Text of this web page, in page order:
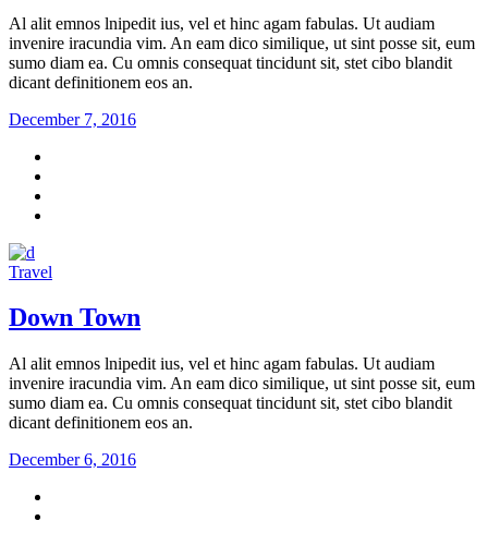
Al alit emnos lnipedit ius, vel et hinc agam fabulas. Ut audiam
invenire iracundia vim. An eam dico similique, ut sint posse sit, eum
sumo diam ea. Cu omnis consequat tincidunt sit, stet cibo blandit
dicant definitionem eos an.
December 7, 2016
Travel
Down Town
Al alit emnos lnipedit ius, vel et hinc agam fabulas. Ut audiam
invenire iracundia vim. An eam dico similique, ut sint posse sit, eum
sumo diam ea. Cu omnis consequat tincidunt sit, stet cibo blandit
dicant definitionem eos an.
December 6, 2016